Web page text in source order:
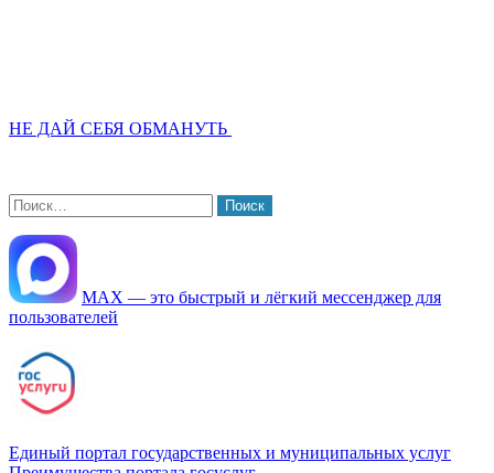
НЕ ДАЙ СЕБЯ ОБМАНУТЬ
Найти:
МАХ — это быстрый и лёгкий мессенджер для
пользователей
Единый портал государственных и муниципальных услуг